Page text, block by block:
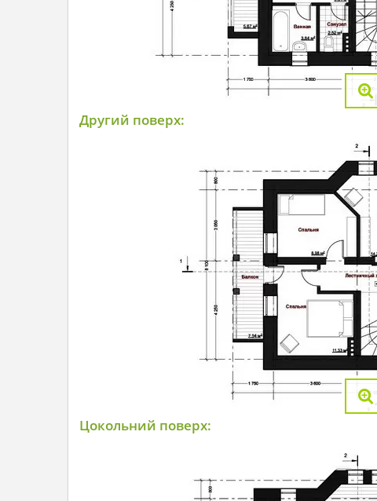
Другий поверх:
Цокольний поверх: